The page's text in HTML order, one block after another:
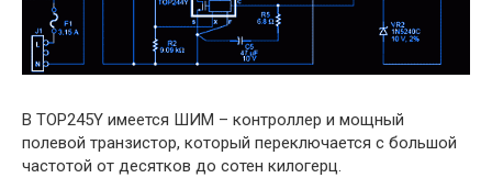
В TOP245Y имеется ШИМ – контроллер и мощный
полевой транзистор, который переключается с большой
частотой от десятков до сотен килогерц.